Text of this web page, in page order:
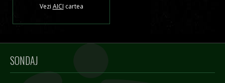
Vezi AICI cartea
SONDAJ